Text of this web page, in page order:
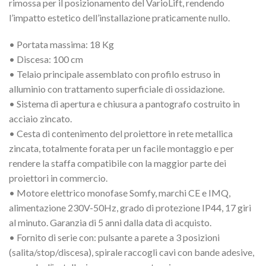
rimossa per il posizionamento del VarioLift, rendendo
l’impatto estetico dell’installazione praticamente nullo.
• Portata massima: 18 Kg
• Discesa: 100 cm
• Telaio principale assemblato con profilo estruso in
alluminio con trattamento superficiale di ossidazione.
• Sistema di apertura e chiusura a pantografo costruito in
acciaio zincato.
• Cesta di contenimento del proiettore in rete metallica
zincata, totalmente forata per un facile montaggio e per
rendere la staffa compatibile con la maggior parte dei
proiettori in commercio.
• Motore elettrico monofase Somfy, marchi CE e IMQ,
alimentazione 230V-50Hz, grado di protezione IP44, 17 giri
al minuto. Garanzia di 5 anni dalla data di acquisto.
• Fornito di serie con: pulsante a parete a 3 posizioni
(salita/stop/discesa), spirale raccogli cavi con bande adesive,